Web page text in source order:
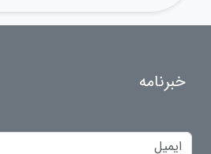
خبرنامه